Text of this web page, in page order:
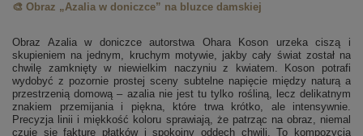
🎨 Obraz „Azalia w doniczce” na bluzce damskiej
Obraz Azalia w doniczce autorstwa Ohara Koson urzeka ciszą i
skupieniem na jednym, kruchym motywie, jakby cały świat został na
chwilę zamknięty w niewielkim naczyniu z kwiatem. Koson potrafi
wydobyć z pozornie prostej sceny subtelne napięcie między naturą a
przestrzenią domową – azalia nie jest tu tylko rośliną, lecz delikatnym
znakiem przemijania i piękna, które trwa krótko, ale intensywnie.
Precyzja linii i miękkość koloru sprawiają, że patrząc na obraz, niemal
czuje się fakturę płatków i spokojny oddech chwili. To kompozycja